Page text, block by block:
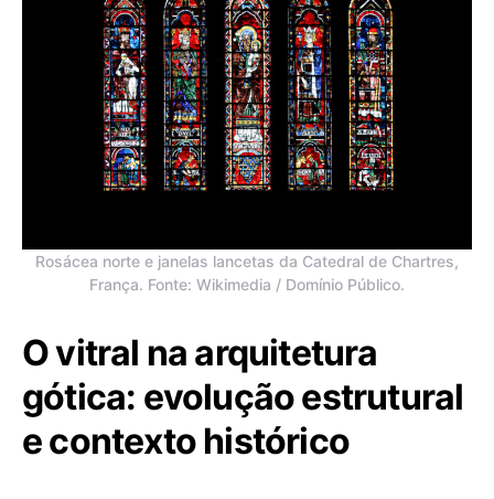
Rosácea norte e janelas lancetas da Catedral de Chartres,
França. Fonte: Wikimedia / Domínio Público.
O vitral na arquitetura
gótica: evolução estrutural
e contexto histórico